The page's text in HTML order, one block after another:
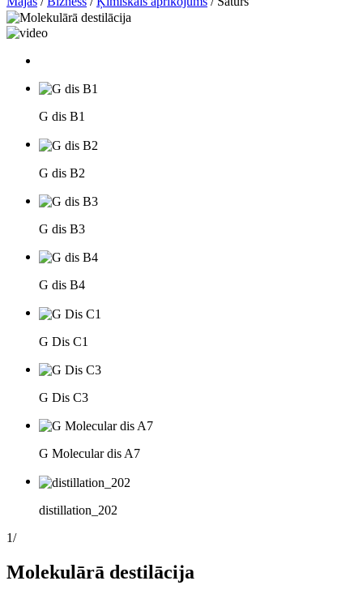
G dis B1
G dis B2
G dis B3
G dis B4
G Dis C1
G Dis C3
G Molecular dis A7
distillation_202
1/
Molekulārā destilācija